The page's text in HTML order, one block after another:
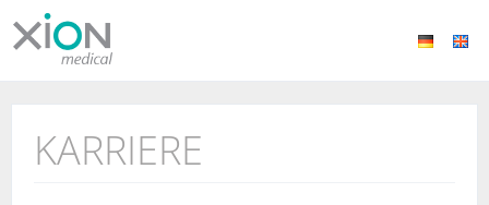
KARRIERE